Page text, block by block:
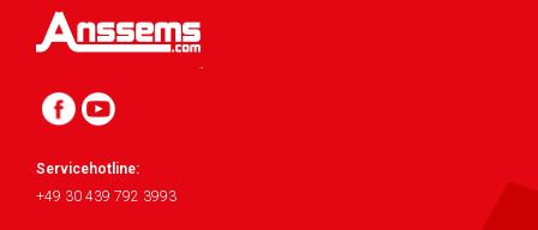
Servicehotline:
+49 30 439 792 3993